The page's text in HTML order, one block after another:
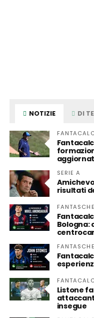
NOTIZIE DI
SERIE A
risultati
Bologna:
Listone
insegue